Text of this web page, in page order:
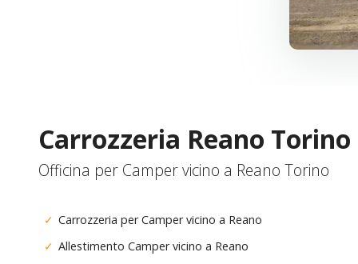
Carrozzeria Reano Torino
Officina per Camper vicino a Reano Torino
Carrozzeria per Camper vicino a Reano
Allestimento Camper vicino a Reano